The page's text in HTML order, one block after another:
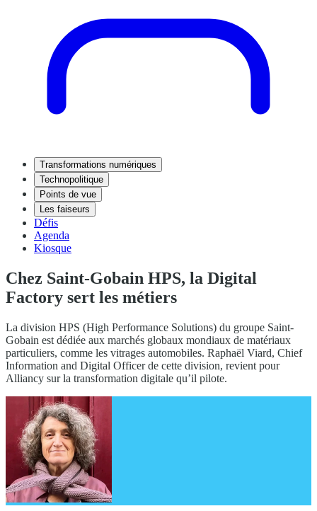
Transformations numériques
Technopolitique
Points de vue
Les faiseurs
Défis
Agenda
Kiosque
Chez Saint-Gobain HPS, la Digital
Factory sert les métiers
La division HPS (High Performance Solutions) du groupe Saint-
Gobain est dédiée aux marchés globaux mondiaux de matériaux
particuliers, comme les vitrages automobiles. Raphaël Viard, Chief
Information and Digital Officer de cette division, revient pour
Alliancy sur la transformation digitale qu’il pilote.